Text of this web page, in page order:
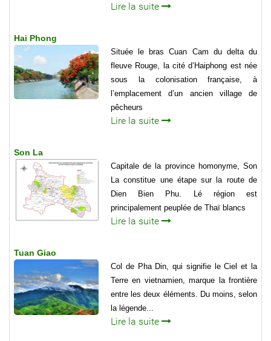
Lire la suite
Hai Phong
Située le bras Cuan Cam du delta du
fleuve Rouge, la cité d’Haiphong est née
sous la colonisation française, à
l’emplacement d’un ancien village de
pêcheurs
Lire la suite
Son La
Capitale de la province homonyme, Son
La constitue une étape sur la route de
Dien Bien Phu. Lé région est
principalement peuplée de Thaï blancs
Lire la suite
Tuan Giao
Col de Pha Din, qui signifie le Ciel et la
Terre en vietnamien, marque la frontière
entre les deux éléments. Du moins, selon
la légende...
Lire la suite